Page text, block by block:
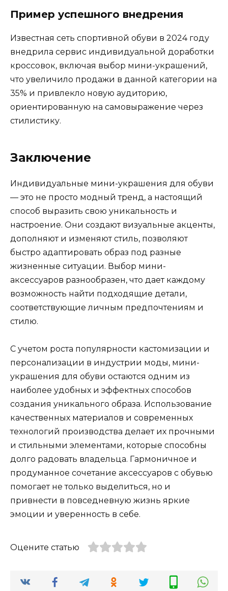
Пример успешного внедрения
Известная сеть спортивной обуви в 2024 году
внедрила сервис индивидуальной доработки
кроссовок, включая выбор мини-украшений,
что увеличило продажи в данной категории на
35% и привлекло новую аудиторию,
ориентированную на самовыражение через
стилистику.
Заключение
Индивидуальные мини-украшения для обуви
— это не просто модный тренд, а настоящий
способ выразить свою уникальность и
настроение. Они создают визуальные акценты,
дополняют и изменяют стиль, позволяют
быстро адаптировать образ под разные
жизненные ситуации. Выбор мини-
аксессуаров разнообразен, что дает каждому
возможность найти подходящие детали,
соответствующие личным предпочтениям и
стилю.
С учетом роста популярности кастомизации и
персонализации в индустрии моды, мини-
украшения для обуви остаются одним из
наиболее удобных и эффектных способов
создания уникального образа. Использование
качественных материалов и современных
технологий производства делает их прочными
и стильными элементами, которые способны
долго радовать владельца. Гармоничное и
продуманное сочетание аксессуаров с обувью
помогает не только выделиться, но и
привнести в повседневную жизнь яркие
эмоции и уверенность в себе.
Оцените статью